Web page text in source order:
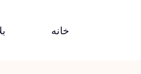
خانه